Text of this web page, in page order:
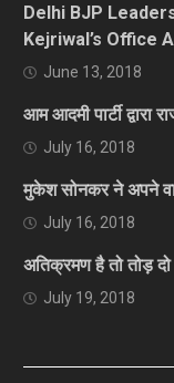
Delhi BJP
Kejriwal’s Office
June 13, 2018
आम आदमी पार्टी द्वारा
July 16, 2018
मुकेश सोनकर ने अपने
July 16, 2018
अतिक्रमण है तो तोड़
July 19, 2018